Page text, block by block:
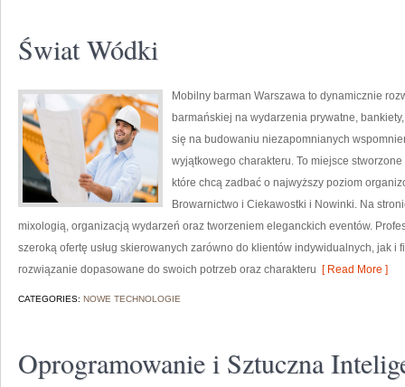
Świat Wódki
Mobilny barman Warszawa to dynamicznie
barmańskiej na wydarzenia prywatne,
się na budowaniu niezapomnianych
wyjątkowego charakteru. To miejsce
które chcą zadbać o najwyższy poziom
Browarnictwo i Ciekawostki i Nowinki. Na
mixologią, organizacją wydarzeń oraz tworzeniem eleganckich eventów.
szeroką ofertę usług skierowanych zarówno do klientów indywidualnych, jak i
rozwiązanie dopasowane do swoich potrzeb oraz charakteru [ Read More ]
CATEGORIES: NOWE TECHNOLOGIE
Oprogramowanie i Sztuczna